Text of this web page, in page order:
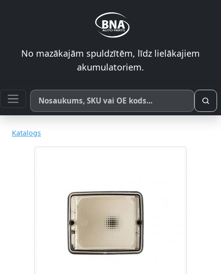
No mazākajām spuldzītēm, līdz lielākajiem
akumulatoriem.
Meklēt pēc produkta nosaukuma, SKU vai OE koda
Katalogs